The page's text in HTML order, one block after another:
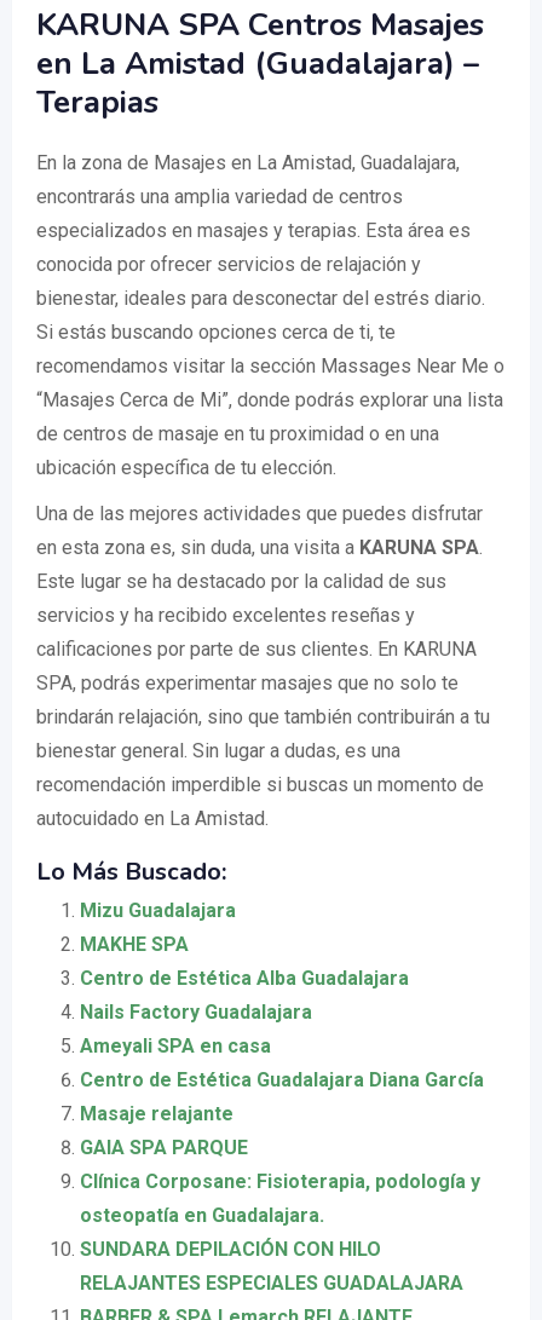
KARUNA SPA Centros Masajes
en La Amistad (Guadalajara) –
Terapias
En la zona de Masajes en La Amistad, Guadalajara,
encontrarás una amplia variedad de centros
especializados en masajes y terapias. Esta área es
conocida por ofrecer servicios de relajación y
bienestar, ideales para desconectar del estrés diario.
Si estás buscando opciones cerca de ti, te
recomendamos visitar la sección Massages Near Me o
“Masajes Cerca de Mi”, donde podrás explorar una lista
de centros de masaje en tu proximidad o en una
ubicación específica de tu elección.
Una de las mejores actividades que puedes disfrutar
en esta zona es, sin duda, una visita a KARUNA SPA.
Este lugar se ha destacado por la calidad de sus
servicios y ha recibido excelentes reseñas y
calificaciones por parte de sus clientes. En KARUNA
SPA, podrás experimentar masajes que no solo te
brindarán relajación, sino que también contribuirán a tu
bienestar general. Sin lugar a dudas, es una
recomendación imperdible si buscas un momento de
autocuidado en La Amistad.
Lo Más Buscado:
Mizu Guadalajara
MAKHE SPA
Centro de Estética Alba Guadalajara
Nails Factory Guadalajara
Ameyali SPA en casa
Centro de Estética Guadalajara Diana García
Masaje relajante
GAIA SPA PARQUE
Clínica Corposane: Fisioterapia, podología y
osteopatía en Guadalajara.
SUNDARA DEPILACIÓN CON HILO
RELAJANTES ESPECIALES GUADALAJARA